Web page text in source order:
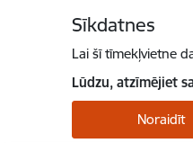
Sīkdatnes
Lai šī tīmekļvietne
Lūdzu, atzīmējiet
Noraidīt